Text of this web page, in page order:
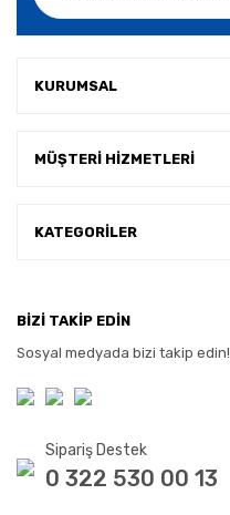
KURUMSAL
MÜŞTERİ HİZMETLERİ
KATEGORİLER
BİZİ TAKİP EDİN
Sosyal medyada bizi takip edin!
Sipariş Destek
0 322 530 00 13